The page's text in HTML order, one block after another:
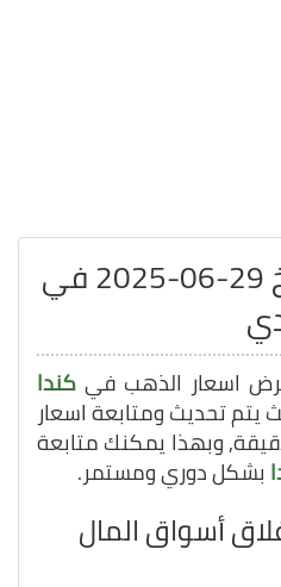
سعر الذهب بتاريخ 29-06-2025 في
اسعار الذهب في كندا
يتم تحديث ومتابعة اسعار
15 دقيقة, وبهذا يمكنك متابعة
بشكل دوري ومستمر.
أسواق المال